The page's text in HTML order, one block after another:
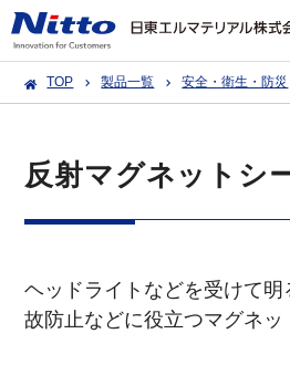
TOP 製品一覧 安全・衛生・防災
反射マグネットシ
ヘッドライトなどを受けて
故防止などに役立つマグネッ